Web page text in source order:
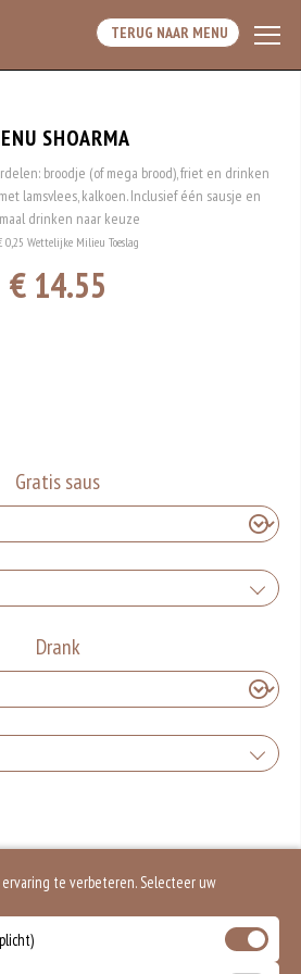
TERUG NAAR MENU
SHOARMA
broodje (of mega brood), friet en drinken
lamsvlees, kalkoen. Inclusief één sausje en
drinken naar keuze
0,25 Wettelijke Milieu Toeslag
€ 14.55
Gratis saus
groente en feta, alleen vlees
+0.00
Zonder peper en feta
+0.00
Zonder sla
Drank
des
Sojabonen zijn rijk aan goed bruikbare
voedingsmiddelenindustrie veel gebruikt als
en als vulling.
in heel veel producten. Kippeneieren zijn de meest
Kippenei-eiwit kan hierbij allergische reacties
ervaring te verbeteren. Selecteer uw